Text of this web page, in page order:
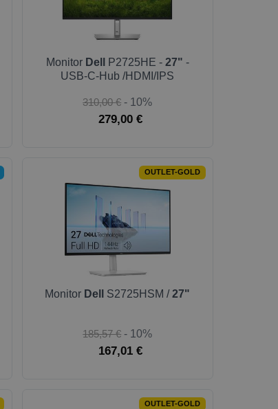
Monitor Dell P2725HE - 27" -
USB-C-Hub /HDMI/IPS
310,00 € - 10%
279,00 €
OUTLET-GOLD
Monitor Dell S2725HSM /27"
185,57 € - 10%
167,01 €
OUTLET-GOLD